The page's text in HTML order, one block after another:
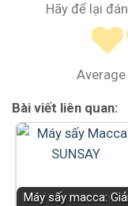
Hãy để lại
Bài viết liên quan:
Máy sấy macca: Giải